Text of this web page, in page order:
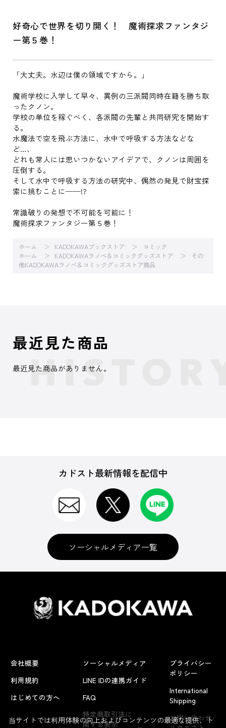
好奇心で世界を切り開く！ 魔術探求ファンタジ
ー第５巻！
「大丈夫。水辺は僕の領域ですから。」
魔術学校に入学して早々、異例の三派閥同時在籍を勝ち取
ったクノン。
学校の単位を稼ぐべく、各派閥の先輩と共同研究を開始す
る。
水魔法で空を飛ぶ方法に、水中で呼吸する方法などな
ど…、
どれも常人には思いつかないアイデアで、クノンは周囲を
圧倒する。
そして水中で呼吸する方法の研究中、偶然の発見で財宝探
索に挑むことに──!?
常識破りの発想で不可能を可能に！
魔術探求ファンタジー第５巻！
ホーム KADOKAWAブックストア
コミック
ホーム
KADOKAWAラノベ＆コミックグッズストア
その
他KADOKAWAラノベ＆コミックグッズストア商品
よくあるお問い合わせ
最近見た商品
最近見た商品がありません。
カドスト最新情報を配信中
ソーシャルメディア一覧
会社概要
利用規約
はじめての方へ
ソーシャルメディア
LINE IDの連携ガイド
FAQ
特定商取引法に
関する表示
プライバシー
ポリシー
International
Shipping
お問い合わせ/
当サイトでは利用体験の向上およびコンテンツの最適な提供、ト